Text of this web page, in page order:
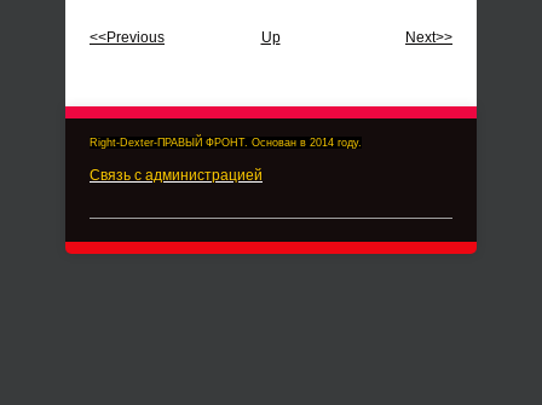
<<Previous Up Next>>
Right-Dexter-ПРАВЫЙ ФРОНТ. Основан в 2014 году.
Связь с администрацией